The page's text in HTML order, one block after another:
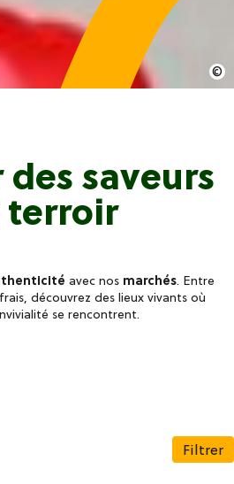
saveurs
terroir
avec nos marchés. Entre
découvrez des lieux vivants où
se rencontrent.
Filtrer